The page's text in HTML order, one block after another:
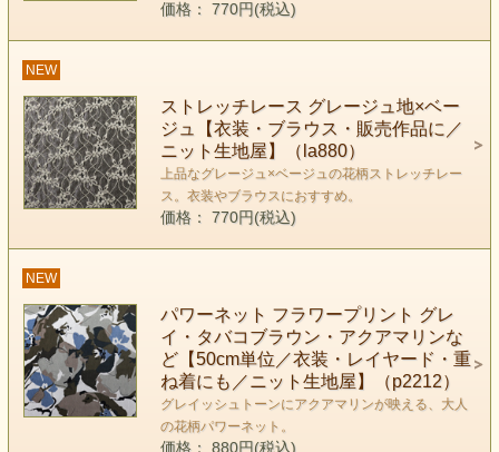
価格： 770円(税込)
NEW
ストレッチレース グレージュ地×ベー
ジュ【衣装・ブラウス・販売作品に／
ニット生地屋】（la880）
上品なグレージュ×ベージュの花柄ストレッチレー
ス。衣装やブラウスにおすすめ。
価格： 770円(税込)
NEW
パワーネット フラワープリント グレ
イ・タバコブラウン・アクアマリンな
ど【50cm単位／衣装・レイヤード・重
ね着にも／ニット生地屋】（p2212）
グレイッシュトーンにアクアマリンが映える、大人
の花柄パワーネット。
価格： 880円(税込)